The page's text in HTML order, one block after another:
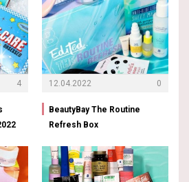
4 12.04.2022 0
BeautyBay The Routine
Refresh Box